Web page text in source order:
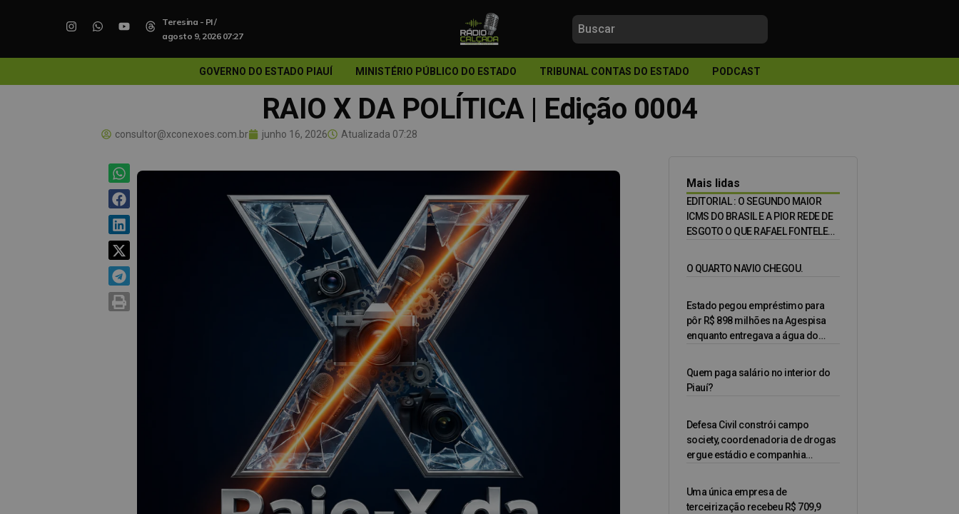
Teresina - PI /
agosto 9, 2026 07:27
GOVERNO DO ESTADO PIAUÍ MINISTÉRIO PÚBLICO DO ESTADO TRIBUNAL CONTAS DO ESTADO PODCAST
RAIO X DA POLÍTICA | Edição 0004
consultor@xconexoes.com.br junho 16, 2026 Atualizada 07:28
Mais lidas
EDITORIAL : O SEGUNDO MAIOR
ICMS DO BRASIL E A PIOR REDE DE
ESGOTO O QUE RAFAEL FONTELES
O QUARTO NAVIO CHEGOU.
Estado pegou empréstimo para
pôr R$ 898 milhões na Agespisa
enquanto entregava a água do
Quem paga salário no interior do
Piauí?
Defesa Civil constrói campo
society, coordenadoria de drogas
ergue estádio e companhia
Uma única empresa de
terceirização recebeu R$ 709,9